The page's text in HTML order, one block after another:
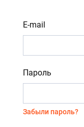
E-mail
Пароль
Забыли пароль?